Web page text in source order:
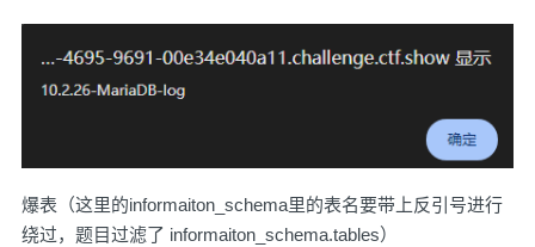
爆表（这里的informaiton_schema里的表名要带上反引号进行
绕过，题目过滤了 informaiton_schema.tables）